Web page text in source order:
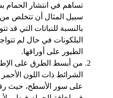
تساهم في انتشار الحمام
سبيل المثال أن تتخلص من
بالنسبة للنباتات التي قد
البلكونات في حال لم
الطيور على أوراقها.
من أبسط الطرق على
الشرائط ذات اللون الأحمر
على سور الأسطح، حيث